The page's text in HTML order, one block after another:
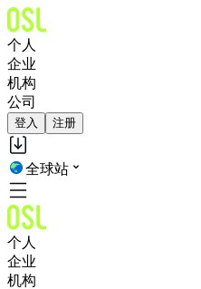
个人
企业
机构
公司
登入 注册
全球站
个人
企业
机构